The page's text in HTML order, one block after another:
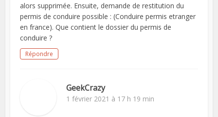
alors supprimée. Ensuite, demande de restitution du
permis de conduire possible : (Conduire permis etranger
en france). Que contient le dossier du permis de
conduire ?
Répondre
GeekCrazy
1 février 2021 à 17 h 19 min